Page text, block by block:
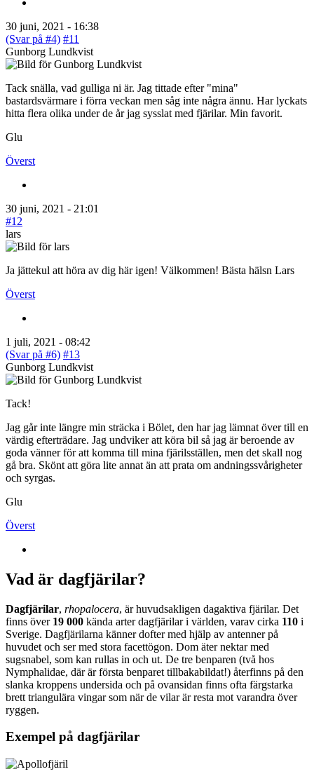
30 juni, 2021 - 16:38
(Svar på #4) #11
Gunborg Lundkvist
Tack snälla, vad gulliga ni är. Jag tittade efter "mina"
bastardsvärmare i förra veckan men såg inte några ännu. Har lyckats
hitta flera olika under de år jag sysslat med fjärilar. Min favorit.
Glu
Överst
30 juni, 2021 - 21:01
#12
lars
Ja jättekul att höra av dig här igen! Välkommen! Bästa hälsn Lars
Överst
1 juli, 2021 - 08:42
(Svar på #6) #13
Gunborg Lundkvist
Tack!
Jag går inte längre min sträcka i Bölet, den har jag lämnat över till en
värdig efterträdare. Jag undviker att köra bil så jag är beroende av
goda vänner för att komma till mina fjärilsställen, men det skall nog
gå bra. Skönt att göra lite annat än att prata om andningssvårigheter
och syrgas.
Glu
Överst
Vad är dagfjärilar?
Dagfjärilar, rhopalocera, är huvudsakligen dagaktiva fjärilar. Det
finns över 19 000 kända arter dagfjärilar i världen, varav cirka 110 i
Sverige. Dagfjärilarna känner dofter med hjälp av antenner på
huvudet och ser med stora facettögon. Dom äter nektar med
sugsnabel, som kan rullas in och ut. De tre benparen (två hos
Nymphalidae, där är första benparet tillbakabildat!) återfinns på den
slanka kroppens undersida och på ovansidan finns ofta färgstarka
brett triangulära vingar som när de vilar är resta mot varandra över
ryggen.
Exempel på dagfjärilar